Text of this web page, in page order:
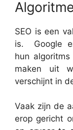
SEO is een
is. Google
hun
maken uit
verschijnt in
Vaak zijn de
erop gericht